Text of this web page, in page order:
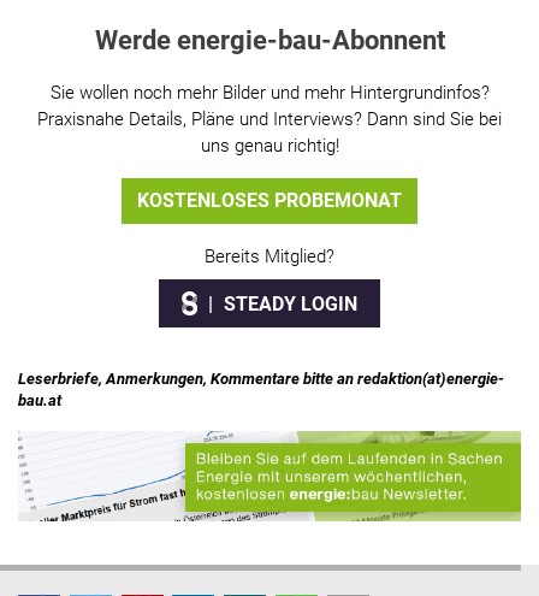
Werde energie-bau-Abonnent
Sie wollen noch mehr Bilder und mehr Hintergrundinfos?
Praxisnahe Details, Pläne und Interviews? Dann sind Sie bei
uns genau richtig!
KOSTENLOSES PROBEMONAT
Bereits Mitglied?
STEADY LOGIN
Leserbriefe, Anmerkungen, Kommentare bitte an redaktion(at)energie-
bau.at